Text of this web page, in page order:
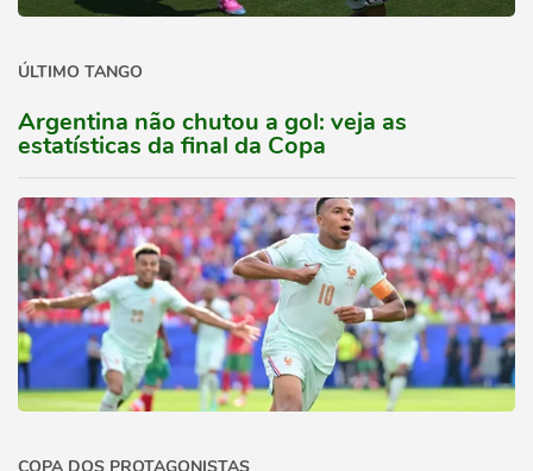
ÚLTIMO TANGO
Argentina não chutou a gol: veja as
estatísticas da final da Copa